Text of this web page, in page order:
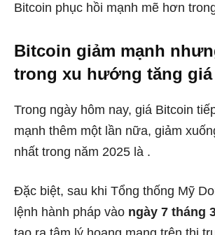
Bitcoin phục hồi mạnh mẽ hơn
Bitcoin giảm mạnh
trong xu hướng tăng giá
Trong ngày hôm nay, giá Bitcoin
mạnh thêm một lần nữa, giảm
nhất trong năm 2025 là .
Đặc biệt, sau khi Tổng thống Mỹ
lệnh hành pháp vào ngày 7 tháng